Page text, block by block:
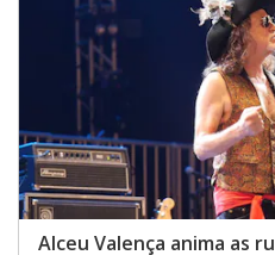
Alceu Valença anima as